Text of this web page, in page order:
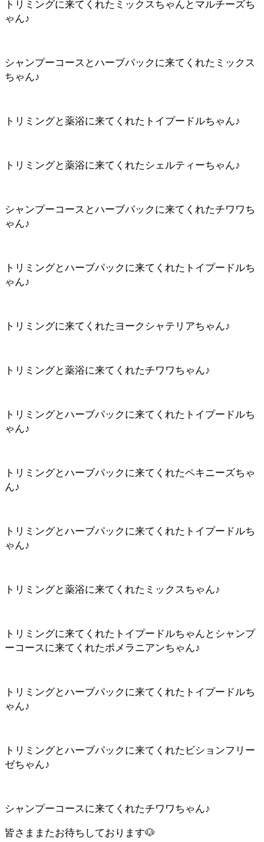
トリミングに来てくれたミックスちゃんとマルチーズち
ゃん♪
シャンプーコースとハーブパックに来てくれたミックス
ちゃん♪
トリミングと薬浴に来てくれたトイプードルちゃん♪
トリミングと薬浴に来てくれたシェルティーちゃん♪
シャンプーコースとハーブパックに来てくれたチワワち
ゃん♪
トリミングとハーブパックに来てくれたトイプードルち
ゃん♪
トリミングに来てくれたヨークシャテリアちゃん♪
トリミングと薬浴に来てくれたチワワちゃん♪
トリミングとハーブパックに来てくれたトイプードルち
ゃん♪
トリミングとハーブパックに来てくれたペキニーズちゃ
ん♪
トリミングとハーブパックに来てくれたトイプードルち
ゃん♪
トリミングと薬浴に来てくれたミックスちゃん♪
トリミングに来てくれたトイプードルちゃんとシャンプ
ーコースに来てくれたポメラニアンちゃん♪
トリミングとハーブパックに来てくれたトイプードルち
ゃん♪
トリミングとハーブパックに来てくれたビションフリー
ゼちゃん♪
シャンプーコースに来てくれたチワワちゃん♪
皆さままたお待ちしております🐶